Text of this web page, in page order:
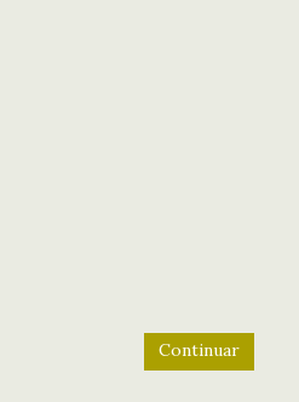
Continuar